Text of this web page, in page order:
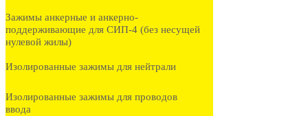
Зажимы анкерные и анкерно-
поддерживающие для СИП-4 (без несущей
нулевой жилы)
Изолированные зажимы для нейтрали
Изолированные зажимы для проводов
ввода